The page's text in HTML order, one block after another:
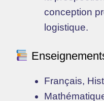
conception
logistique.
Français,